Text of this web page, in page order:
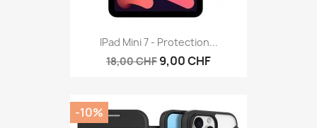
IPad Mini 7 - Protection...
18,00 CHF 9,00 CHF
-10%